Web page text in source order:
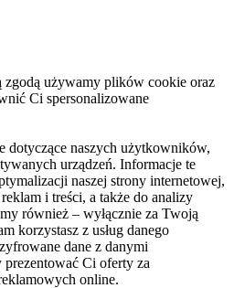
zgodą używamy plików cookie oraz
Ci spersonalizowane
dotyczące naszych użytkowników,
urządzeń. Informacje te
naszej strony internetowej,
i treści, a także do analizy
również – wyłącznie za Twoją
korzystasz z usług danego
dane z danymi
Ci oferty za
online.